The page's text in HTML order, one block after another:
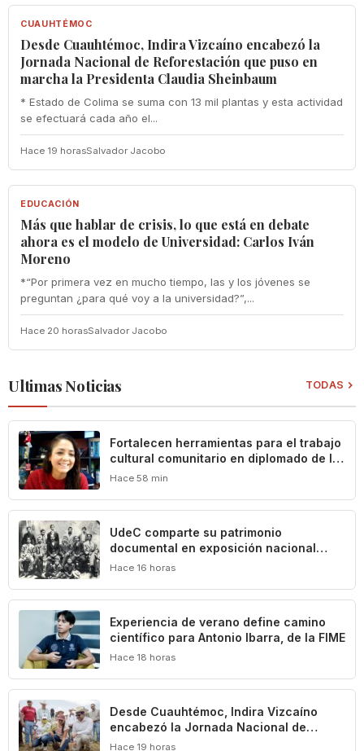
CUAUHTÉMOC
Desde Cuauhtémoc, Indira Vizcaíno encabezó la
Jornada Nacional de Reforestación que puso en
marcha la Presidenta Claudia Sheinbaum
* Estado de Colima se suma con 13 mil plantas y esta actividad
se efectuará cada año el...
Hace 19 horasSalvador Jacobo
EDUCACIÓN
EDUCACIÓN
Más que hablar de crisis, lo que está en debate
ahora es el modelo de Universidad: Carlos Iván
Moreno
*“Por primera vez en mucho tiempo, las y los jóvenes se
preguntan ¿para qué voy a la universidad?”,...
Hace 20 horasSalvador Jacobo
Ultimas Noticias TODAS
Fortalecen herramientas para el trabajo
cultural comunitario en diplomado de la
UdeC
Hace 58 min
UdeC comparte su patrimonio
documental en exposición nacional
sobre la historia de los títeres en
Hace 16 horas
Experiencia de verano define camino
científico para Antonio Ibarra, de la FIME
Hace 18 horas
Desde Cuauhtémoc, Indira Vizcaíno
encabezó la Jornada Nacional de
Reforestación que puso en marcha la
Hace 19 horas